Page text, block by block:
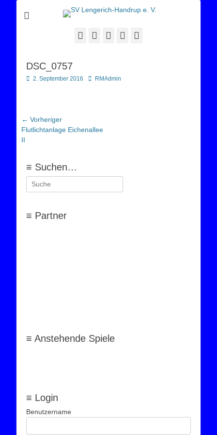
SV Lengerich-
Handrup e. V.
Sportverein Lengerich Handrup
Facebook
Twitter YouTube
DSC_0757
Posted
2. September 2016 AutorRMAdmin
Beitragsnavigation
← Vorheriger
Vorheriger
Beitrag:
Flutlichtanlage Eichenallee
II
≡ Suchen…
Suchen
nach:
≡ Partner
≡ Anstehende Spiele
≡ Login
Benutzername